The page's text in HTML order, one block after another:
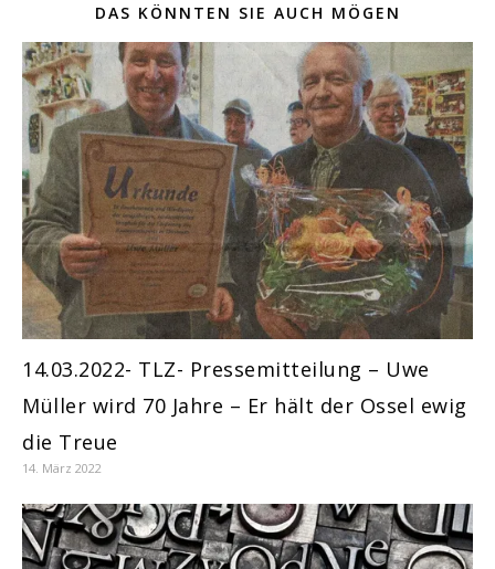
DAS KÖNNTEN SIE AUCH MÖGEN
14.03.2022- TLZ- Pressemitteilung – Uwe
Müller wird 70 Jahre – Er hält der Ossel ewig
die Treue
14. März 2022